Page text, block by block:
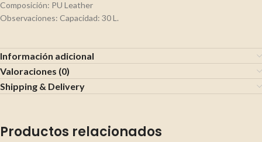
Composición: PU Leather
Observaciones: Capacidad: 30 L.
Información adicional
Valoraciones (0)
Shipping & Delivery
Productos relacionados